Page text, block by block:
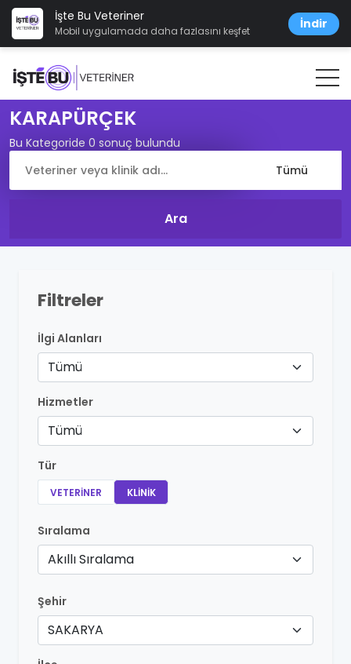
İşte Bu Veteriner
Mobil uygulamada daha fazlasını keşfet İndir
KARAPÜRÇEK
Bu Kategoride 0 sonuç bulundu
Filtreler
İlgi Alanları
Tümü
Hizmetler
Tümü
Tür
VETERINER KLINIK
Sıralama
Akıllı Sıralama
Şehir
SAKARYA